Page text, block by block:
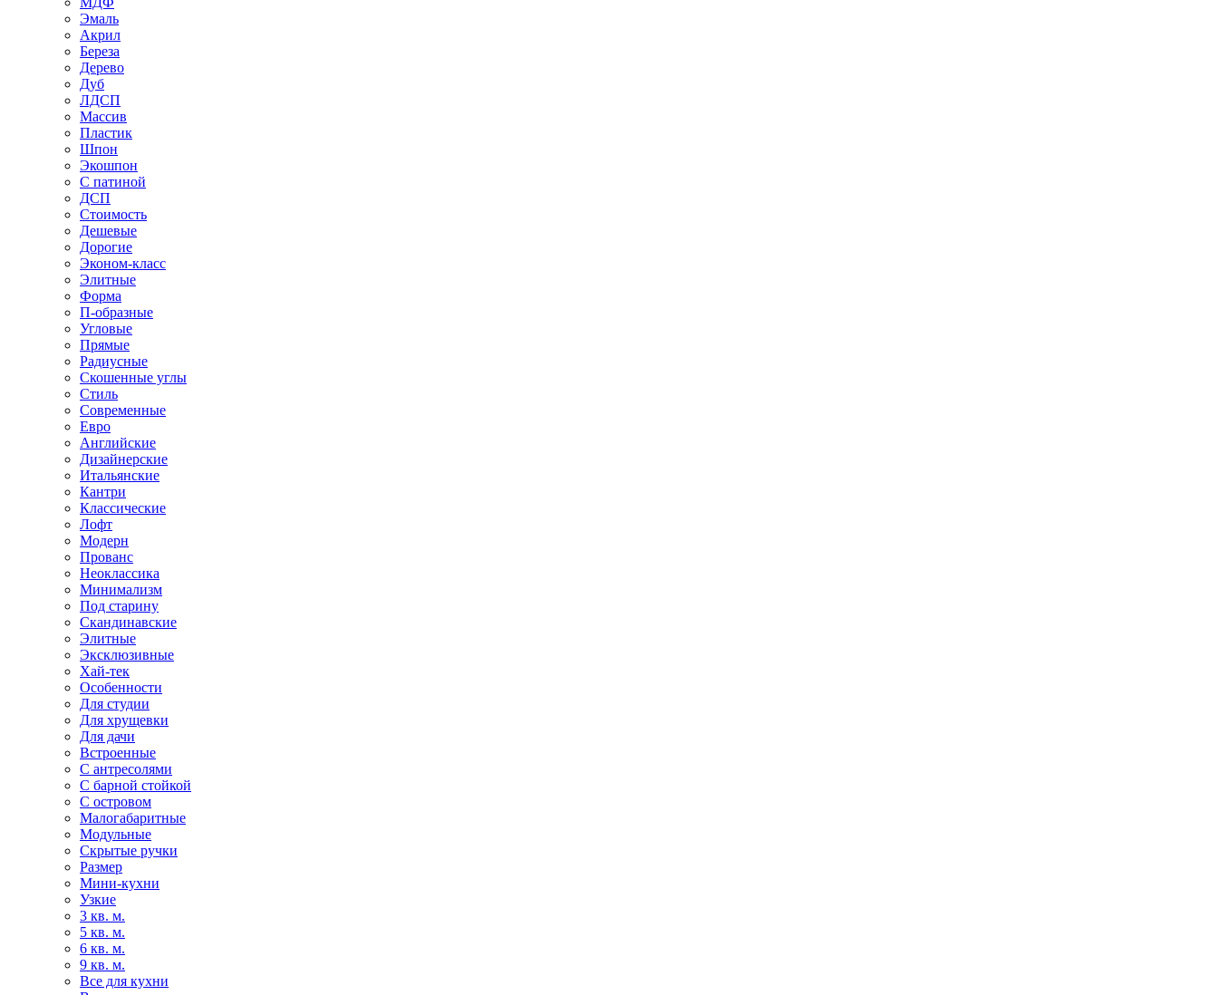
Эмаль
Акрил
Береза
Дерево
Дуб
ЛДСП
Массив
Пластик
Шпон
Экошпон
С патиной
ДСП
Стоимость
Дешевые
Дорогие
Эконом-класс
Элитные
Форма
П-образные
Угловые
Прямые
Радиусные
Скошенные углы
Стиль
Современные
Евро
Английские
Дизайнерские
Итальянские
Кантри
Классические
Лофт
Модерн
Прованс
Неоклассика
Минимализм
Под старину
Скандинавские
Элитные
Эксклюзивные
Хай-тек
Особенности
Для студии
Для хрущевки
Для дачи
Встроенные
С антресолями
С барной стойкой
С островом
Малогабаритные
Модульные
Скрытые ручки
Размер
Мини-кухни
Узкие
3 кв. м.
5 кв. м.
6 кв. м.
9 кв. м.
Все для кухни